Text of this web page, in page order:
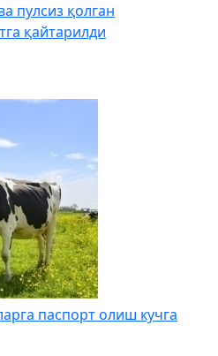
пулсиз қолган
қайтарилди
паспорт олиш кучга